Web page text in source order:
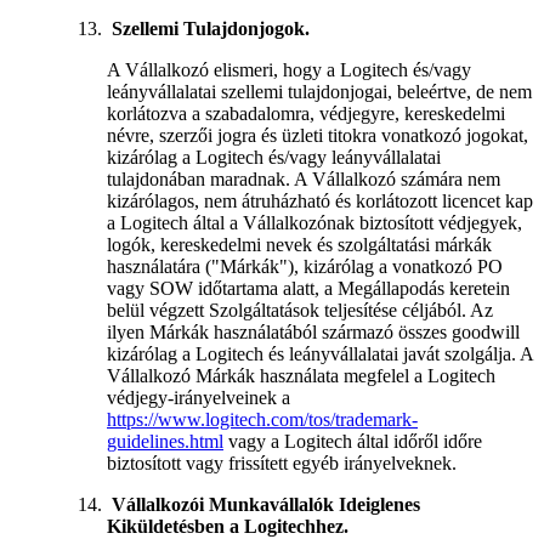
Szellemi Tulajdonjogok.
A Vállalkozó elismeri, hogy a Logitech és/vagy
leányvállalatai szellemi tulajdonjogai, beleértve, de nem
korlátozva a szabadalomra, védjegyre, kereskedelmi
névre, szerzői jogra és üzleti titokra vonatkozó jogokat,
kizárólag a Logitech és/vagy leányvállalatai
tulajdonában maradnak. A Vállalkozó számára nem
kizárólagos, nem átruházható és korlátozott licencet kap
a Logitech által a Vállalkozónak biztosított védjegyek,
logók, kereskedelmi nevek és szolgáltatási márkák
használatára ("Márkák"), kizárólag a vonatkozó PO
vagy SOW időtartama alatt, a Megállapodás keretein
belül végzett Szolgáltatások teljesítése céljából. Az
ilyen Márkák használatából származó összes goodwill
kizárólag a Logitech és leányvállalatai javát szolgálja. A
Vállalkozó Márkák használata megfelel a Logitech
védjegy-irányelveinek a
https://www.logitech.com/tos/trademark-
guidelines.html vagy a Logitech által időről időre
biztosított vagy frissített egyéb irányelveknek.
Vállalkozói Munkavállalók Ideiglenes
Kiküldetésben a Logitechhez.